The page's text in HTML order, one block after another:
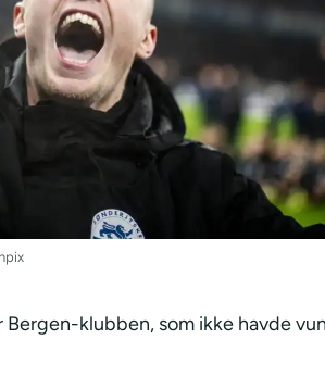
klubben, som ikke havde